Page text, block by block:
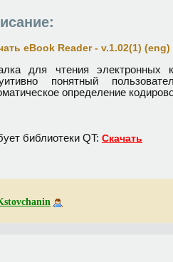
eBook Reader - v.1.02(1) (eng)
для чтения
понятный
определение
библиотеки QT: Скачать